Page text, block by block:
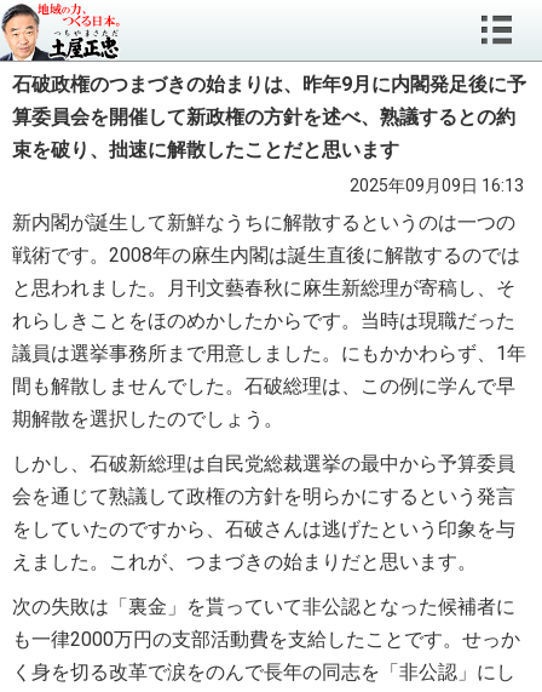
石破政権のつまづきの始まりは、昨年9月に内閣発足後に予
算委員会を開催して新政権の方針を述べ、熟議するとの約
束を破り、拙速に解散したことだと思います
2025年09月09日 16:13
新内閣が誕生して新鮮なうちに解散するというのは一つの
戦術です。2008年の麻生内閣は誕生直後に解散するのでは
と思われました。月刊文藝春秋に麻生新総理が寄稿し、そ
れらしきことをほのめかしたからです。当時は現職だった
議員は選挙事務所まで用意しました。にもかかわらず、1年
間も解散しませんでした。石破総理は、この例に学んで早
期解散を選択したのでしょう。
しかし、石破新総理は自民党総裁選挙の最中から予算委員
会を通じて熟議して政権の方針を明らかにするという発言
をしていたのですから、石破さんは逃げたという印象を与
えました。これが、つまづきの始まりだと思います。
次の失敗は「裏金」を貰っていて非公認となった候補者に
も一律2000万円の支部活動費を支給したことです。せっか
く身を切る改革で涙をのんで長年の同志を「非公認」にし